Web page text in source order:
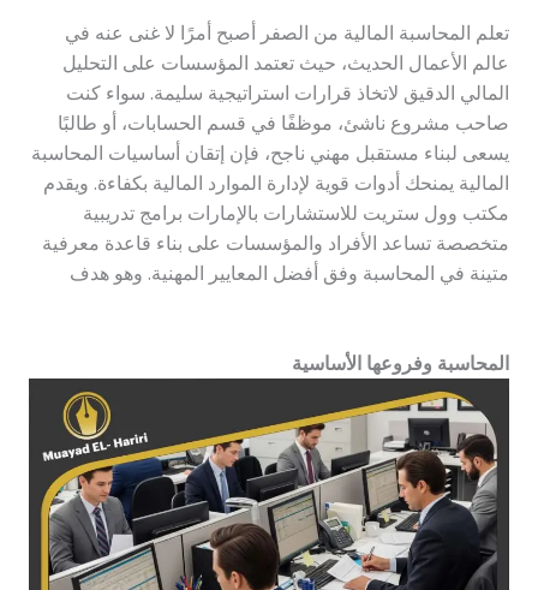
تعلم المحاسبة المالية من الصفر أصبح أمرًا لا غنى عنه في
عالم الأعمال الحديث، حيث تعتمد المؤسسات على التحليل
المالي الدقيق لاتخاذ قرارات استراتيجية سليمة. سواء كنت
صاحب مشروع ناشئ، موظفًا في قسم الحسابات، أو طالبًا
يسعى لبناء مستقبل مهني ناجح، فإن إتقان أساسيات المحاسبة
المالية يمنحك أدوات قوية لإدارة الموارد المالية بكفاءة. ويقدم
مكتب وول ستريت للاستشارات بالإمارات برامج تدريبية
متخصصة تساعد الأفراد والمؤسسات على بناء قاعدة معرفية
متينة في المحاسبة وفق أفضل المعايير المهنية. وهو هدف
المحاسبة وفروعها الأساسية